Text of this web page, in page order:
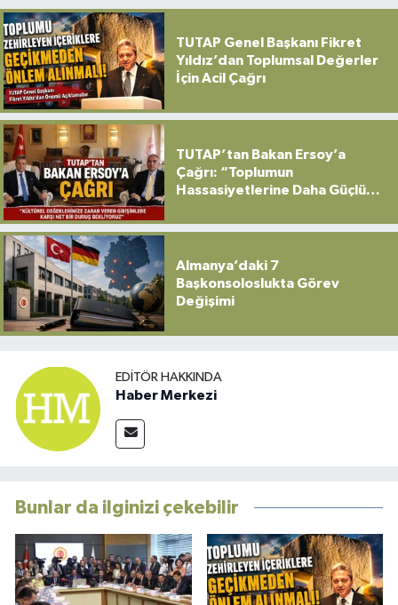
TUTAP Genel Başkanı Fikret
Yıldız’dan Toplumsal Değerler
İçin Acil Çağrı
TUTAP’tan Bakan Ersoy’a
Çağrı: “Toplumun
Hassasiyetlerine Daha Güçlü
Almanya’daki 7
Başkonsoloslukta Görev
Değişimi
EDITÖR HAKKINDA
Haber Merkezi
Bunlar da ilginizi çekebilir